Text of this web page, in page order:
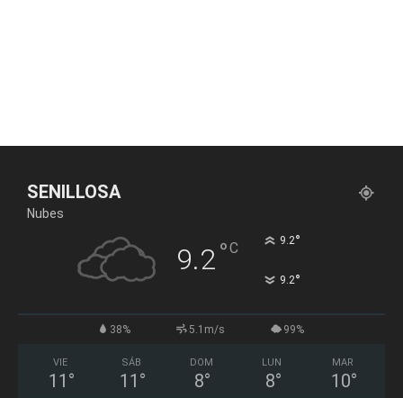
SENILLOSA
Nubes
9.2°C 9.2°
9.2°
38% 5.1m/s 99%
VIE
11 °
SÁB
11 °
DOM
8°
LUN
8°
MAR
10°